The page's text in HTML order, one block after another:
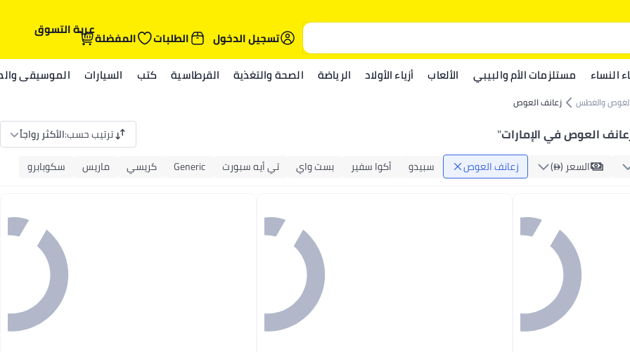
تسجيل الدخول الطلبات المفضلةعربة التسوق
النساء مستلزمات الأم والبيبي الألعاب أزياء الأولاد الرياضة الصحة والتغذية القرطاسية كتب السيارات الموسيقى
والغطس زعانف العوص
العوص في الإمارات" ترتيب حسب:الأكثر رواجاً
السعر ()
زعانف العوص سبيدو أكوا سفير بست واي تي أيه سبورت Generic كريسي ماريس سكوبابرو